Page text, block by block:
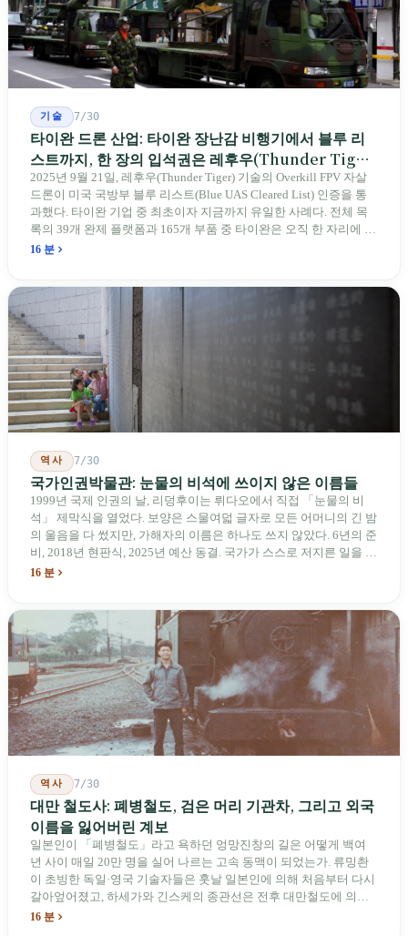
기술 7/30
타이완 드론 산업: 타이완 장난감 비행기에서 블루 리
스트까지, 한 장의 입석권은 레후우(Thunder Tiger)
에게
2025년 9월 21일, 레후우(Thunder Tiger) 기술의 Overkill FPV 자살
드론이 미국 국방부 블루 리스트(Blue UAS Cleared List) 인증을 통
과했다. 타이완 기업 중 최초이자 지금까지 유일한 사례다. 전체 목
록의 39개 완제 플랫폼과 165개 부품 중 타이완은 오직 한 자리에 불
과하다. 2026년 4월, 미국 양당 소속 상원의원 4명이 《타이완을 위
를 드러낸다: 타이완의 진입이 너무 느려 미국 스스로가 입법을 통해
장벽을 낮춰야 한다는 점이다. 타이완에서 46년간 원격 조종 장난감
비행기를 만들어 온 한 회사가 오하이오주에 두 번째 공장을 건설할
계획을 세우고 있다.
16 분
역사 7/30
국가인권박물관: 눈물의 비석에 쓰이지 않은 이름들
1999년 국제 인권의 날, 리덩후이는 뤼다오에서 직접 「눈물의 비
석」 제막식을 열었다. 보양은 스물여덟 글자로 모든 어머니의 긴 밤
의 울음을 다 썼지만, 가해자의 이름은 하나도 쓰지 않았다. 6년의 준
비, 2018년 현판식, 2025년 예산 동결. 국가가 스스로 저지른 일을 기
념하기 위해 스스로 세운 박물관. 계엄 해제 39년 동안 사법 재판을
16 분
역사 7/30
대만 철도사: 폐병철도, 검은 머리 기관차, 그리고 외국
이름을 잃어버린 계보
일본인이 「폐병철도」라고 욕하던 엉망진창의 길은 어떻게 백여
년 사이 매일 20만 명을 실어 나르는 고속 동맥이 되었는가. 류밍촨
이 초빙한 독일·영국 기술자들은 훗날 일본인에 의해 처음부터 다시
갈아엎어졌고, 하세가와 긴스케의 종관선은 전후 대만철도에 의해
이름과 번호가 바뀌었다. 세대마다 앞선 세대의 기록을 주석으로 밀
16 분